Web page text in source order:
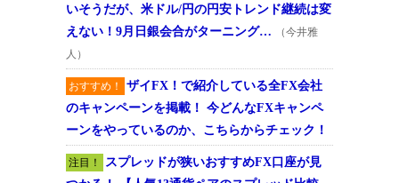
いそうだが、米ドル/円の円安トレンド継続は変
えない！9月日銀会合がターニング…
（今井雅
人）
おすすめ！
ザイFX！で紹介している全FX会社
のキャンペーンを掲載！ 今どんなFXキャンペ
ーンをやっているのか、こちらからチェック！
注目！
スプレッドが狭いおすすめFX口座が見